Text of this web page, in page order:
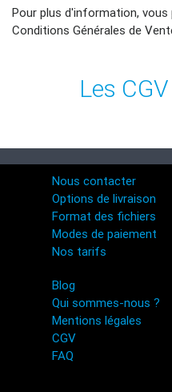
Pour plus d'information,
Conditions Générales de
Les
Nous contacter
Options de livraison
Format des fichiers
Modes de paiement
Nos tarifs
Blog
Qui sommes-nous ?
Mentions légales
CGV
FAQ